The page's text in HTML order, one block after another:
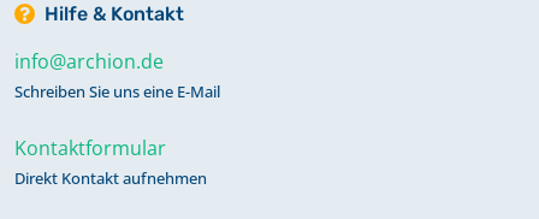
Hilfe & Kontakt
info@archion.de
Schreiben Sie uns eine E-Mail
Kontaktformular
Direkt Kontakt aufnehmen